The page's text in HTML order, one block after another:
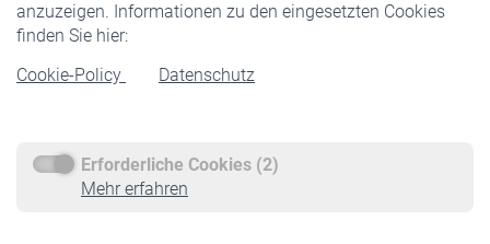
anzuzeigen. Informationen zu den eingesetzten Cookies
finden Sie hier:
Cookie-Policy
Datenschutz
Erforderliche Cookies (2)
Mehr erfahren
Rentner
Rentenbeginn
Rente beantragen
Service
Informationen